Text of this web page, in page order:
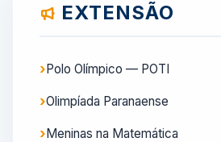
EXTENSÃO
Polo Olímpico — POTI
Olimpíada Paranaense
Meninas na Matemática